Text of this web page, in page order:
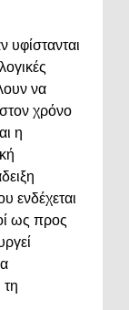
υφίστανται
να
χρόνο
η
ενδέχεται
ως προς